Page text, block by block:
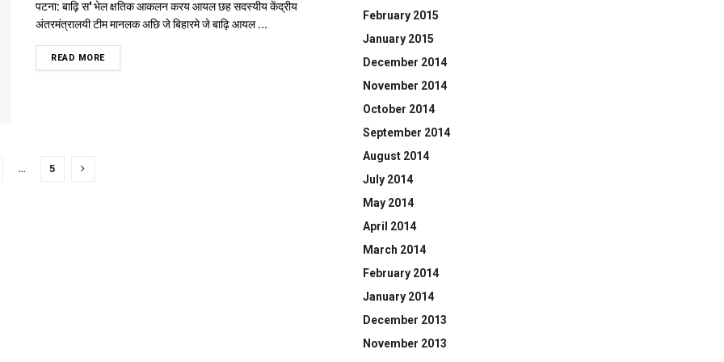
पटना: बाढ़ि स' भेल क्षतिक आकलन करय आयल छह सदस्यीय केंद्रीय
अंतरमंत्रालयी टीम मानलक अछि जे बिहारमे जे बाढ़ि आयल ...
READ MOREDETAILS
… 5
February 2015
January 2015
December 2014
November 2014
October 2014
September 2014
August 2014
July 2014
May 2014
April 2014
March 2014
February 2014
January 2014
December 2013
November 2013